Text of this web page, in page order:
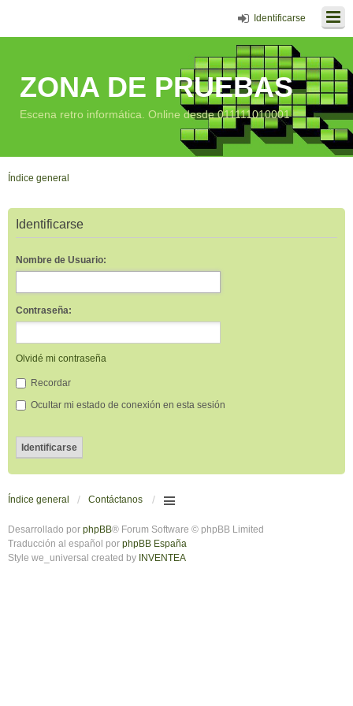
Identificarse
ZONA DE PRUEBAS
Escena retro informática. Online desde 011111010001
Índice general
Identificarse
Nombre de Usuario:
Contraseña:
Olvidé mi contraseña
Recordar
Ocultar mi estado de conexión en esta sesión
Índice general Contáctanos
Desarrollado por phpBB® Forum Software © phpBB Limited
Traducción al español por phpBB España
Style we_universal created by INVENTEA